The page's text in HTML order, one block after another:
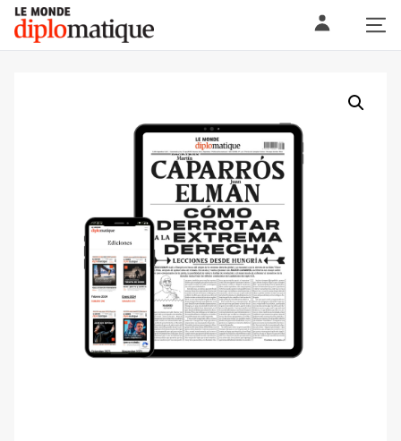
Skip
content
Le monde diplomatique